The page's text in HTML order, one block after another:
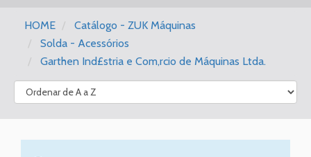
HOME
Catálogo - ZUK Máquinas
Solda - Acessórios
Garthen Ind£stria e Com‚rcio de Máquinas Ltda.